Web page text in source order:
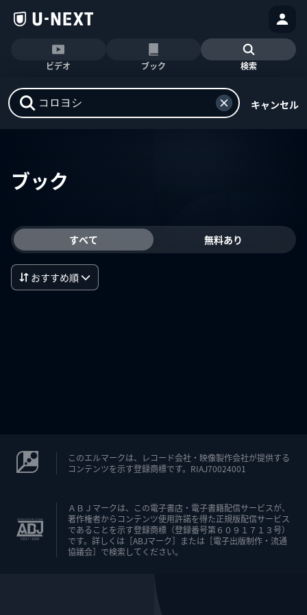
ビデオ ブック 検索
キャンセル
ブック
すべて 無料あり
おすすめ順
このエルマークは、レコード会社・映像製作会社が提供する
コンテンツを示す登録商標です。RIAJ70024001
ＡＢＪマークは、この電子書店・電子書籍配信サービスが、
著作権者からコンテンツ使用許諾を得た正規版配信サービス
であることを示す登録商標（登録番号第６０９１７１３号）
です。詳しくは［ABJマーク］または［電子出版制作・流通
協議会］で検索してください。